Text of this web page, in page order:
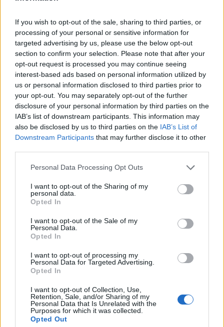
If you wish to opt-out of the sale, sharing to third parties, or
processing of your personal or sensitive information for
targeted advertising by us, please use the below opt-out
section to confirm your selection. Please note that after your
opt-out request is processed you may continue seeing
interest-based ads based on personal information utilized by
us or personal information disclosed to third parties prior to
your opt-out. You may separately opt-out of the further
disclosure of your personal information by third parties on the
IAB’s list of downstream participants. This information may
also be disclosed by us to third parties on the IAB’s List of
Downstream Participants that may further disclose it to other
Personal Data Processing Opt Outs
I want to opt-out of the Sharing of my
personal data.
Opted In
I want to opt-out of the Sale of my
Personal Data.
Opted In
I want to opt-out of processing my
Personal Data for Targeted Advertising.
Opted In
I want to opt-out of Collection, Use,
Retention, Sale, and/or Sharing of my
Personal Data that Is Unrelated with the
Purposes for which it was collected.
Opted Out
ευχηθεί περαστικά και να της δώσει
δύναμη.
Δείτε την ανάρτηση:
Δείτε αυτή τη δημοσίευση
στο Instagram.
Η δημοσίευση
κοινοποιήθηκε από το
χρήστη Constantina Bekiari